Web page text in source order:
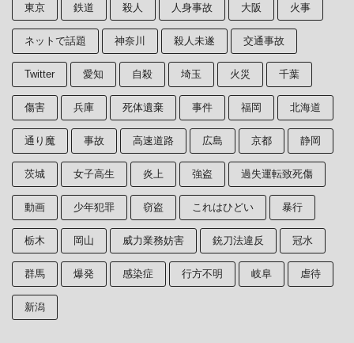
東京 鉄道 殺人 人身事故 大阪 火事
ネットで話題 神奈川 殺人未遂 交通事故
Twitter 愛知 自殺 埼玉 火災 千葉
傷害 兵庫 死体遺棄 事件 福岡 北海道
通り魔 事故 高速道路 広島 京都 静岡
茨城 女子高生 炎上 強盗 過失運転致死傷
動画 少年犯罪 窃盗 これはひどい 暴行
栃木 岡山 威力業務妨害 銃刀法違反 冠水
群馬 爆発 感染症 行方不明 岐阜 虐待
新潟